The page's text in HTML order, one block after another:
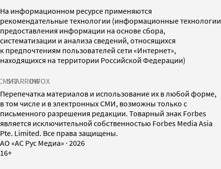
На информационном ресурсе применяются
рекомендательные технологии (информационные технологии
предоставления информации на основе сбора,
систематизации и анализа сведений, относящихся
к предпочтениям пользователей сети «Интернет»,
находящихся на территории Российской Федерации)
SPARROWINFOX
Перепечатка материалов и использование их в любой форме,
в том числе и в электронных СМИ, возможны только с
письменного разрешения редакции. Товарный знак Forbes
является исключительной собственностью Forbes Media Asia
Pte. Limited. Все права защищены.
AO «АС Рус Медиа» · 2026
16+